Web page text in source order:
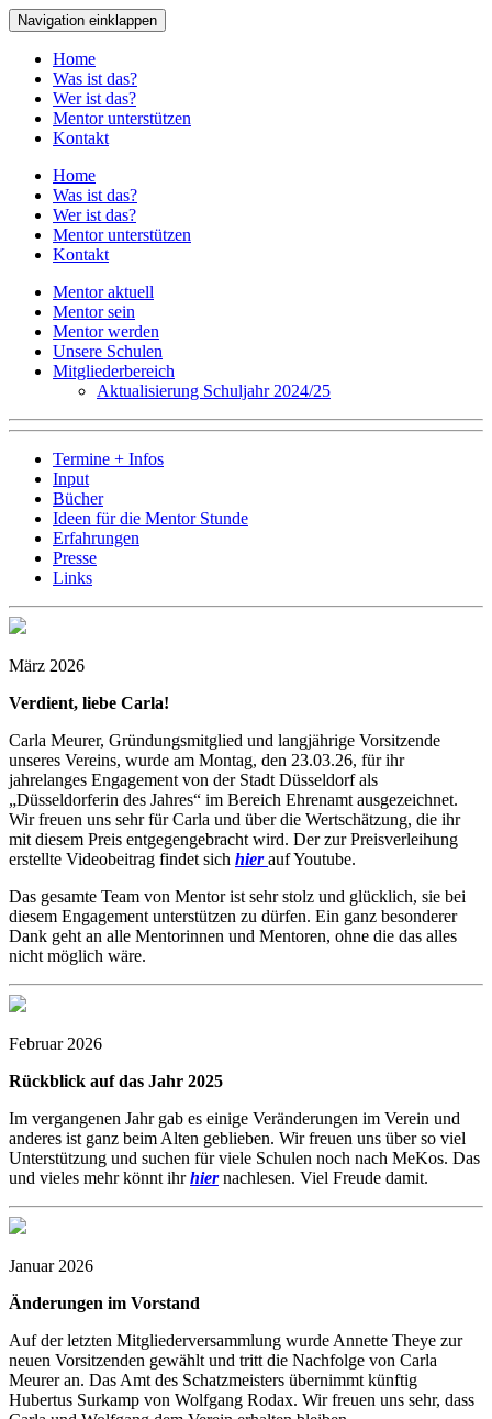
Navigation einklappen
Home
Was ist das?
Wer ist das?
Mentor unterstützen
Kontakt
Home
Was ist das?
Wer ist das?
Mentor unterstützen
Kontakt
Mentor aktuell
Mentor sein
Mentor werden
Unsere Schulen
Mitgliederbereich
Aktualisierung Schuljahr 2024/25
Termine + Infos
Input
Bücher
Ideen für die Mentor Stunde
Erfahrungen
Presse
Links
März 2026
Verdient, liebe Carla!
Carla Meurer, Gründungsmitglied und langjährige Vorsitzende
unseres Vereins, wurde am Montag, den 23.03.26, für ihr
jahrelanges Engagement von der Stadt Düsseldorf als
„Düsseldorferin des Jahres“ im Bereich Ehrenamt ausgezeichnet.
Wir freuen uns sehr für Carla und über die Wertschätzung, die ihr
mit diesem Preis entgegengebracht wird. Der zur Preisverleihung
erstellte Videobeitrag findet sich hier auf Youtube.
Das gesamte Team von Mentor ist sehr stolz und glücklich, sie bei
diesem Engagement unterstützen zu dürfen. Ein ganz besonderer
Dank geht an alle Mentorinnen und Mentoren, ohne die das alles
nicht möglich wäre.
Februar 2026
Rückblick auf das Jahr 2025
Im vergangenen Jahr gab es einige Veränderungen im Verein und
anderes ist ganz beim Alten geblieben. Wir freuen uns über so viel
Unterstützung und suchen für viele Schulen noch nach MeKos. Das
und vieles mehr könnt ihrhiernachlesen. Viel Freude damit.
Januar 2026
Änderungen im Vorstand
Auf der letzten Mitgliederversammlung wurde Annette Theye zur
neuen Vorsitzenden gewählt und tritt die Nachfolge von Carla
Meurer an. Das Amt des Schatzmeisters übernimmt künftig
Hubertus Surkamp von Wolfgang Rodax. Wir freuen uns sehr, dass